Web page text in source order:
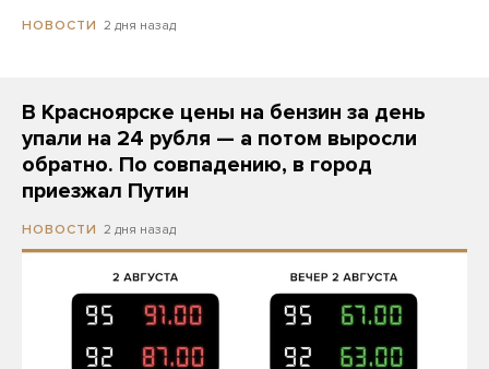
НОВОСТИ 2 дня назад
В Красноярске цены на бензин за день
упали на 24 рубля — а потом выросли
обратно. По совпадению, в город
приезжал Путин
НОВОСТИ 2 дня назад